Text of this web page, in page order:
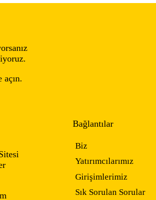
Bağlantılar
Biz
Yatırımcılarımız
Girişimlerimiz
Sık Sorulan Sorular